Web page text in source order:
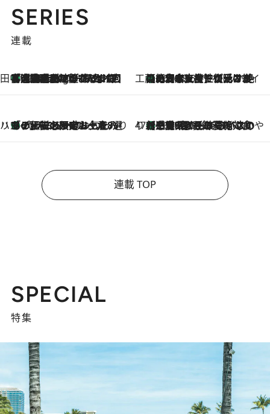
SERIES
連載
田中稲の勝手に再ブーム
1 Hour Ago
「湘南乃風に憧れて」観客大盛上がりの“タオル回し”に、ラッパー顔負けの高速歌唱まで…さだまさし（74）のアグレッシブすぎる現在地 工藤まやのおもてなしハワイ
2026.8.6
【ハワイ土産】ローカルの絶大な支持で復活！ 絶品の幻クッキー《元ファンの日本人女性が受け継いだ名店》
ハワイ賢者 リサのお気に入りリスト2026.8.6
あの伝説の限定トートも！ リニューアルした「ディーン＆デルーカ ハワイ」で必須のお土産8選 47都道府県の手みやげ ひんやりスイーツで夏を満喫
2026.8.6
【三重県】この夏絶対食べたい 冷やしておいしいおやつ3選 お餅×アイスの新感覚スイーツ
連載 TOP
SPECIAL
特集